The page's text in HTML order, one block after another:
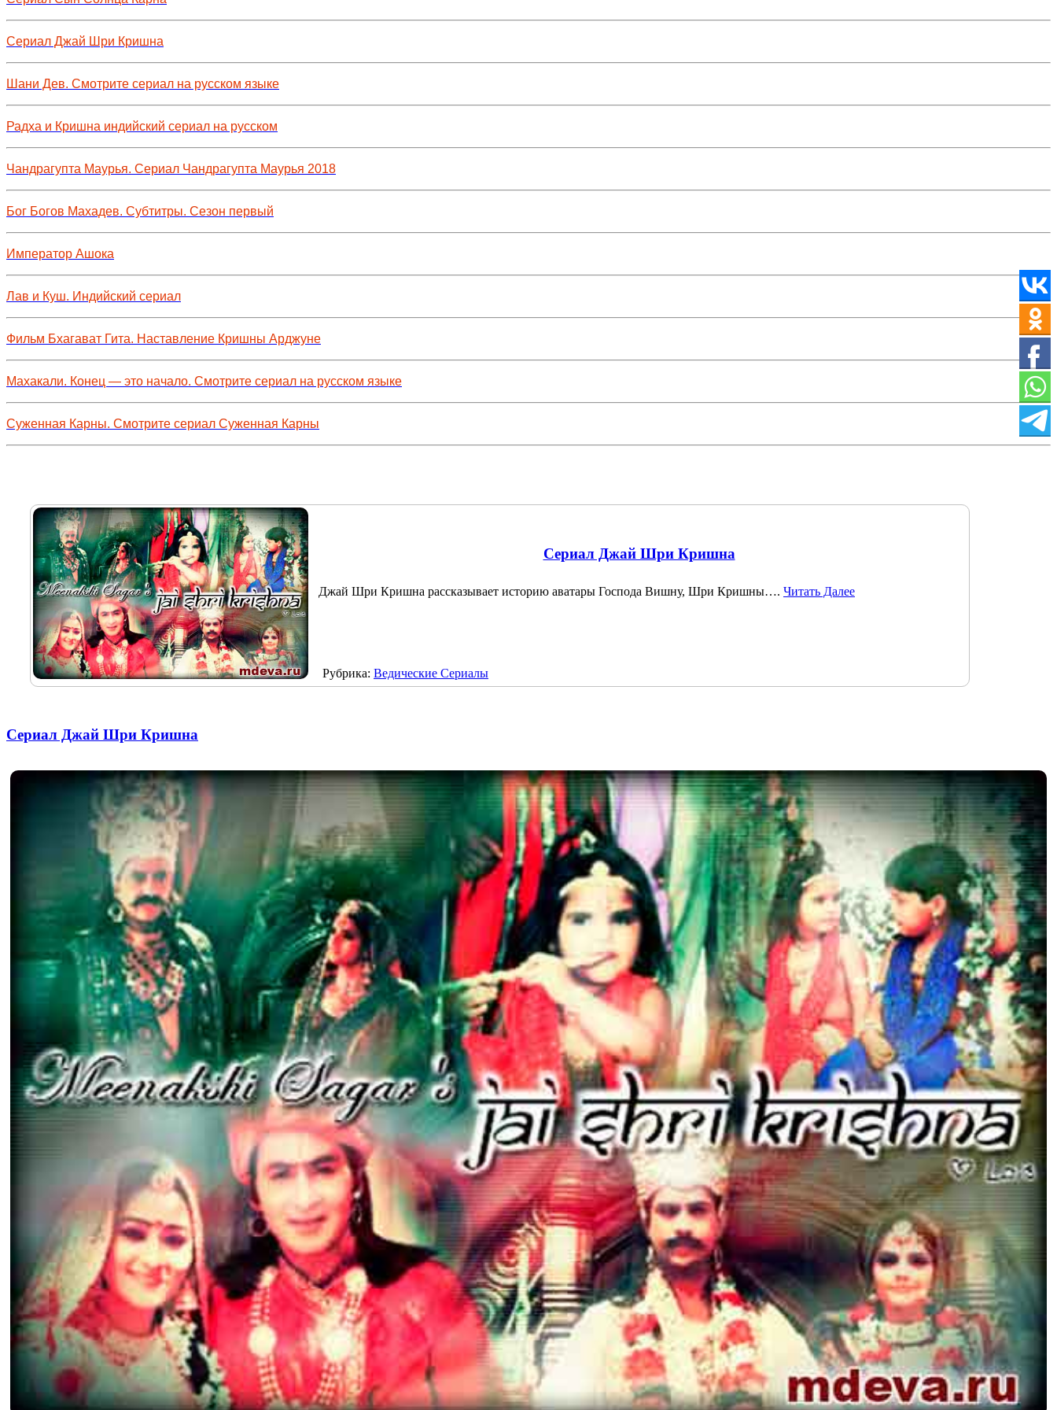
Сериал Джай Шри Кришна
Шани Дев. Смотрите сериал на русском языке
Радха и Кришна индийский сериал на русском
Чандрагупта Маурья. Сериал Чандрагупта Маурья 2018
Бог Богов Махадев. Субтитры. Сезон первый
Император Ашока
Лав и Куш. Индийский сериал
Фильм Бхагават Гита. Наставление Кришны Арджуне
Махакали. Конец — это начало. Смотрите сериал на русском языке
Суженная Карны. Смотрите сериал Суженная Карны
Сериал Джай Шри Кришна
Джай Шри Кришна рассказывает историю аватары Господа Вишну, Шри Кришны…. Читать Далее
Рубрика: Ведические Сериалы
Сериал Джай Шри Кришна